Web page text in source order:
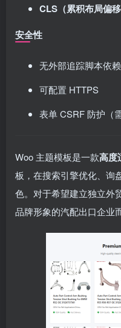
CLS（累积布局偏移
安全性
无外部追踪脚本依赖
可配置 HTTPS
表单 CSRF 防护（
Woo 主题模板是一款高度
板，在搜索引擎优化、询
色。对于希望建立独立外
品牌形象的汽配出口企业